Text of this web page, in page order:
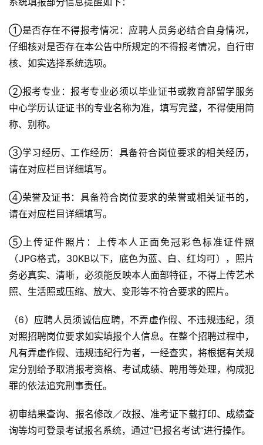
①是否存在不得报考情况：应聘人员务必结合自身情况，
仔细核对是否存在本公告中所规定的不得报考情况，自行审
核、如实选择系统选项。
②报考专业：报考专业必须以毕业证书或教育部留学服务
中心学历认证证书的专业名称为准，填写完整，不得使用简
称、别称。
③学习经历、工作经历：具备符合岗位要求的相关经历，
请在对应栏目详细填写。
④荣誉及证书：具备符合岗位要求的荣誉或相关证书的，
请在对应栏目详细填写。
⑤上传证件照片：上传本人正面免冠彩色标准证件照
（JPG格式，30KB以下，底色为蓝、白、红均可），照片
务必真实、清晰，必须能反映本人面部特征，不得上传艺术
照、生活照或压缩、放大、变形等不符合要求的照片。
（6）应聘人员须诚信应聘，不弄虚作假、不违规违纪，须
对照招聘岗位要求如实填报个人信息。在整个招聘过程中，
凡有弄虚作假、违规违纪行为者，一经查实，将根据有关规
定分别给予取消报考资格、考试成绩、聘用等处理，构成犯
罪的依法追究刑事责任。
初审结果查询、报名修改／改报、准考证下载打印、成绩查
询等均可登录考试报名系统，通过“已报名考试”进行操作。